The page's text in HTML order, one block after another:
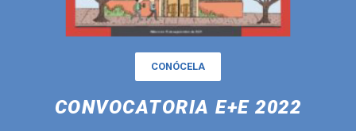
CONÓCELA
CONVOCATORIA E+E 2022